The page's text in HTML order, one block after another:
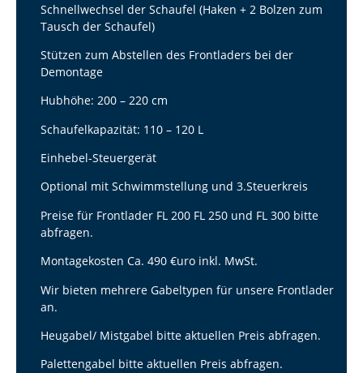
Schnellwechsel der Schaufel (Haken + 2 Bolzen zum
Tausch der Schaufel)
Stützen zum Abstellen des Frontladers bei der
Demontage
Hubhöhe: 200 – 220 cm
Schaufelkapazität: 110 – 120 L
Einhebel-Steuergerät
Optional mit Schwimmstellung und 3.Steuerkreis
Preise für Frontlader FL 200 FL 250 und FL 300 bitte
abfragen.
Montagekosten Ca. 490 €uro inkl. MwSt.
Wir bieten mehrere Gabeltypen für unsere Frontlader
an.
Heugabel/ Mistgabel bitte aktuellen Preis abfragen.
Palettengabel bitte aktuellen Preis abfragen.